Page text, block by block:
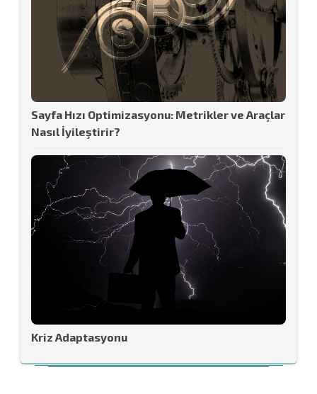
Sayfa Hızı Optimizasyonu: Metrikler ve Araçlar
Nasıl İyileştirir?
Kriz Adaptasyonu